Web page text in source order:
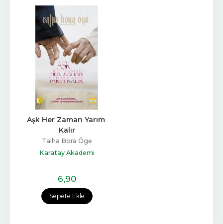
Sepete Ekle
Aşk Her Zaman Yarım
Kalır
Talha Bora Öge
Karatay Akademi
6,90